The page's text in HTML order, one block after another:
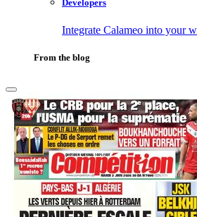
Developers
Integrate Calameo into your
From the blog